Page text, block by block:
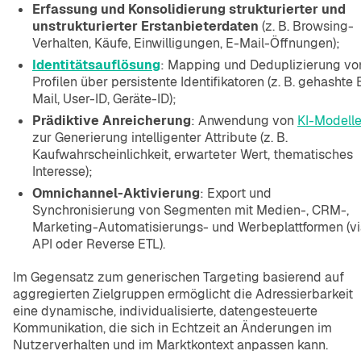
Erfassung und Konsolidierung strukturierter und
unstrukturierter Erstanbieterdaten (z. B. Browsing-
Verhalten, Käufe, Einwilligungen, E-Mail-Öffnungen);
Identitätsauflösung: Mapping und Deduplizierung
Profilen über persistente Identifikatoren (z. B. gehashte
Mail, User-ID, Geräte-ID);
Prädiktive Anreicherung: Anwendung von KI-
zur Generierung intelligenter Attribute (z. B.
Kaufwahrscheinlichkeit, erwarteter Wert, thematisches
Interesse);
Omnichannel-Aktivierung: Export und
Synchronisierung von Segmenten mit Medien-, CRM-,
Marketing-Automatisierungs- und Werbeplattformen
API oder Reverse ETL).
Im Gegensatz zum generischen Targeting basierend auf
aggregierten Zielgruppen ermöglicht die Adressierbarkeit
eine dynamische, individualisierte, datengesteuerte
Kommunikation, die sich in Echtzeit an Änderungen im
Nutzerverhalten und im Marktkontext anpassen kann.